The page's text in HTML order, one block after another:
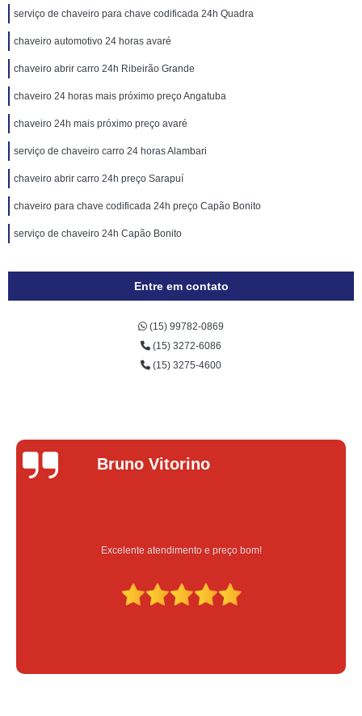
serviço de chaveiro para chave codificada 24h Quadra
chaveiro automotivo 24 horas avaré
chaveiro abrir carro 24h Ribeirão Grande
chaveiro 24 horas mais próximo preço Angatuba
chaveiro 24h mais próximo preço avaré
serviço de chaveiro carro 24 horas Alambari
chaveiro abrir carro 24h preço Sarapuí
chaveiro para chave codificada 24h preço Capão Bonito
serviço de chaveiro 24h Capão Bonito
Entre em contato
(15) 99782-0869
(15) 3272-6086
(15) 3275-4600
Lucas Donadel
Serviço feito na hora e de qualidade